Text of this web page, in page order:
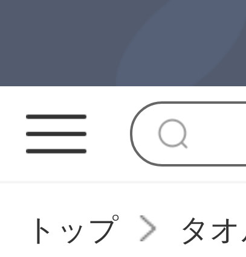
トップ
タ